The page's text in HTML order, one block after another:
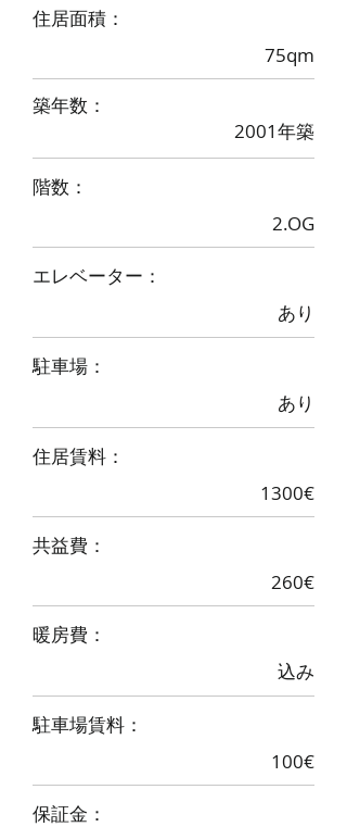
住居面積：
75qm
築年数：
2001年築
階数：
2.OG
エレベーター：
あり
駐車場：
あり
住居賃料：
1300€
​共益費：
260€
​暖房費：
込み
​駐車場賃料：
100€
​保証金：